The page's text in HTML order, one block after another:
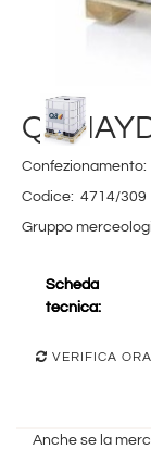
Q8
Confezionamento:
Codice: 4714/309
Gruppo
Scheda
tecnica:
VERIFICA ORA
Anche se la